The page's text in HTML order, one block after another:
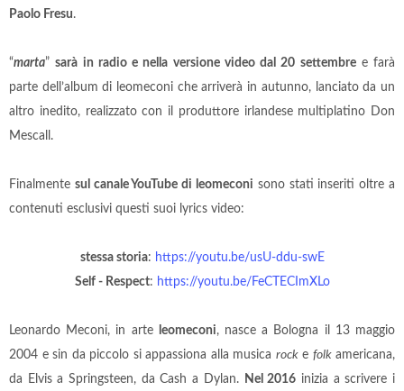
Paolo Fresu.
“marta”sarà in radio e nella versione video dal 20 settembree farà
parte dell’album di leomeconi che arriverà in autunno, lanciato da un
altro inedito, realizzato con il produttore irlandese multiplatino Don
Mescall.
Finalmente sul canale YouTube di leomeconi sono stati inseriti oltre a
contenuti esclusivi questi suoi lyrics video:
stessa storia: https://youtu.be/usU-ddu-swE
Self - Respect: https://youtu.be/FeCTECImXLo
Leonardo Meconi, in arte leomeconi, nasce a Bologna il 13 maggio
2004 e sin da piccolo si appassiona alla musica rocke folkamericana,
da Elvis a Springsteen, da Cash a Dylan. Nel 2016 inizia a scrivere i